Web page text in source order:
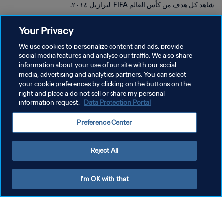
شاهد كل هدف من كأس العالم FIFA البرازيل ٢٠١٤.
سياسة الخصوصية
Your Privacy
We use cookies to personalize content and ads, provide
social media features and analyse our traffic. We also share
information about your use of our site with our social
media, advertising and analytics partners. You can select
your cookie preferences by clicking on the buttons on the
right and place a do not sell or share my personal
information request. Data Protection Portal
Preference Center
Reject All
I'm OK with that